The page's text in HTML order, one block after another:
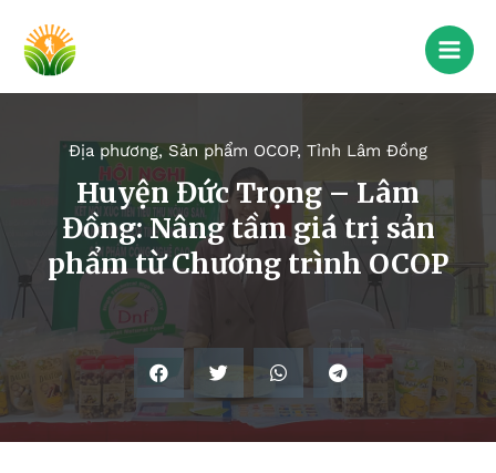
Địa phương, Sản phẩm OCOP, Tỉnh Lâm Đồng
Huyện Đức Trọng – Lâm
Đồng: Nâng tầm giá trị sản
phẩm từ Chương trình OCOP